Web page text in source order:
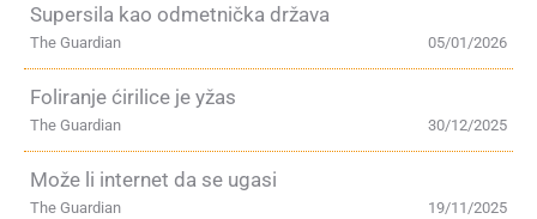
Supersila kao odmetnička država
05/01/2026
The Guardian
Foliranje ćirilice je yžas
30/12/2025
The Guardian
Može li internet da se ugasi
19/11/2025
The Guardian